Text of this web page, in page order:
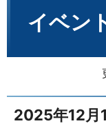
イベン
2025年12月